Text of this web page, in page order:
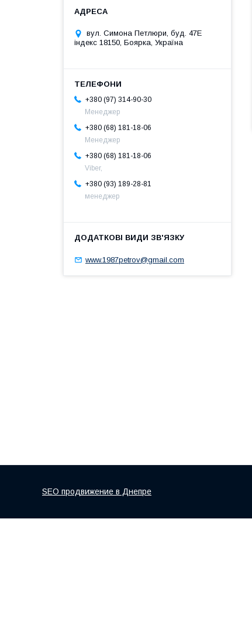
вул. Симона Петлюри, буд. 47Е
індекс 18150, Боярка, Україна
+380 (97) 314-90-30
Менеджер
+380 (68) 181-18-06
Менеджер
+380 (68) 181-18-06
Viber,
+380 (93) 189-28-81
менеджер
www.1987petrov@gmail.com
SEO продвижение в Днепре